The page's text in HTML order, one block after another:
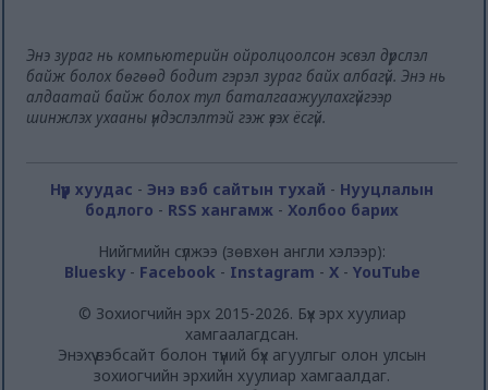
Энэ зураг нь компьютерийн ойролцоолсон эсвэл дүрслэл
байж болох бөгөөд бодит гэрэл зураг байх албагүй. Энэ нь
алдаатай байж болох тул баталгаажуулахгүйгээр
шинжлэх ухааны үндэслэлтэй гэж үзэх ёсгүй.
Нүүр хуудас -Энэ вэб сайтын тухай - Нууцлалын
бодлого - RSS хангамж -Холбоо барих
Нийгмийн сүлжээ (зөвхөн англи хэлээр):
Bluesky- Facebook - Instagram - X- YouTube
© Зохиогчийн эрх 2015-2026. Бүх эрх хуулиар
хамгаалагдсан.
Энэхүү вэбсайт болон түүний бүх агуулгыг олон улсын
зохиогчийн эрхийн хуулиар хамгаалдаг.